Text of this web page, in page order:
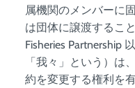
属機関のメンバーに
は団体に譲渡するこ
Fisheries Partnership
「我々」という）は
約を変更する権利を